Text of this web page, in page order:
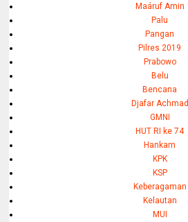
Maáruf Amin
Palu
Pangan
Pilres 2019
Prabowo
Belu
Bencana
Djafar Achmad
GMNI
HUT RI ke 74
Hankam
KPK
KSP
Keberagaman
Kelautan
MUI